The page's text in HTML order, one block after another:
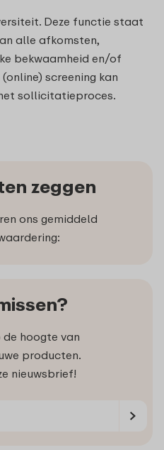
Deze functie staat
alle afkomsten,
bekwaamheid en/of
screening kan
sollicitatieproces.
zeggen
ons gemiddeld
hoogte van
producten.
nieuwsbrief!